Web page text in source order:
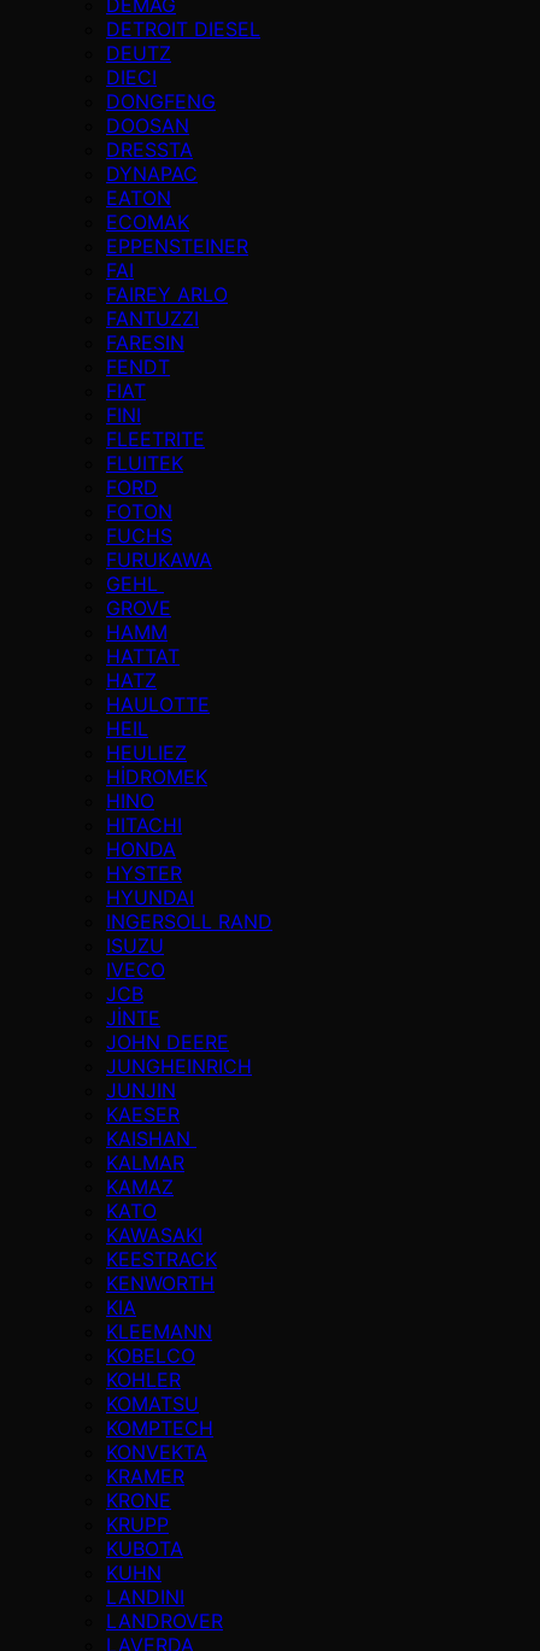
DETROIT DIESEL
DEUTZ
DIECI
DONGFENG
DOOSAN
DRESSTA
DYNAPAC
EATON
ECOMAK
EPPENSTEINER
FAI
FAIREY ARLO
FANTUZZI
FARESIN
FENDT
FIAT
FINI
FLEETRITE
FLUITEK
FORD
FOTON
FUCHS
FURUKAWA
GEHL
GROVE
HAMM
HATTAT
HATZ
HAULOTTE
HEIL
HEULIEZ
HİDROMEK
HINO
HITACHI
HONDA
HYSTER
HYUNDAI
INGERSOLL RAND
ISUZU
IVECO
JCB
JİNTE
JOHN DEERE
JUNGHEINRICH
JUNJIN
KAESER
KAISHAN
KALMAR
KAMAZ
KATO
KAWASAKI
KEESTRACK
KENWORTH
KIA
KLEEMANN
KOBELCO
KOHLER
KOMATSU
KOMPTECH
KONVEKTA
KRAMER
KRONE
KRUPP
KUBOTA
KUHN
LANDINI
LANDROVER
LAVERDA